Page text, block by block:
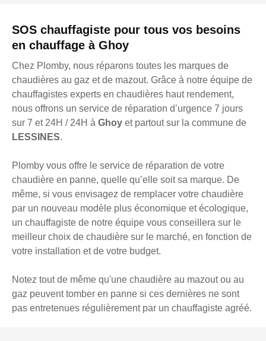
SOS chauffagiste pour tous vos besoins
en chauffage à Ghoy
Chez Plomby, nous réparons toutes les marques de
chaudières au gaz et de mazout. Grâce à notre équipe de
chauffagistes experts en chaudières haut rendement,
nous offrons un service de réparation d’urgence 7 jours
sur 7 et 24H / 24H à Ghoy et partout sur la commune de
LESSINES.
Plomby vous offre le service de réparation de votre
chaudière en panne, quelle qu’elle soit sa marque. De
même, si vous envisagez de remplacer votre chaudière
par un nouveau modèle plus économique et écologique,
un chauffagiste de notre équipe vous conseillera sur le
meilleur choix de chaudière sur le marché, en fonction de
votre installation et de votre budget.
Notez tout de même qu'une chaudière au mazout ou au
gaz peuvent tomber en panne si ces dernières ne sont
pas entretenues régulièrement par un chauffagiste agréé.